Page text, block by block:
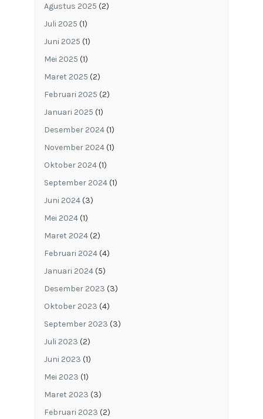
Agustus 2025 (2)
Juli 2025 (1)
Juni 2025 (1)
Mei 2025 (1)
Maret 2025 (2)
Februari 2025 (2)
Januari 2025 (1)
Desember 2024(1)
November 2024(1)
Oktober 2024(1)
September 2024(1)
Juni 2024(3)
Mei 2024(1)
Maret 2024(2)
Februari 2024(4)
Januari 2024(5)
Desember 2023 (3)
Oktober 2023 (4)
September 2023 (3)
Juli 2023 (2)
Juni 2023 (1)
Mei 2023 (1)
Maret 2023 (3)
Februari 2023 (2)